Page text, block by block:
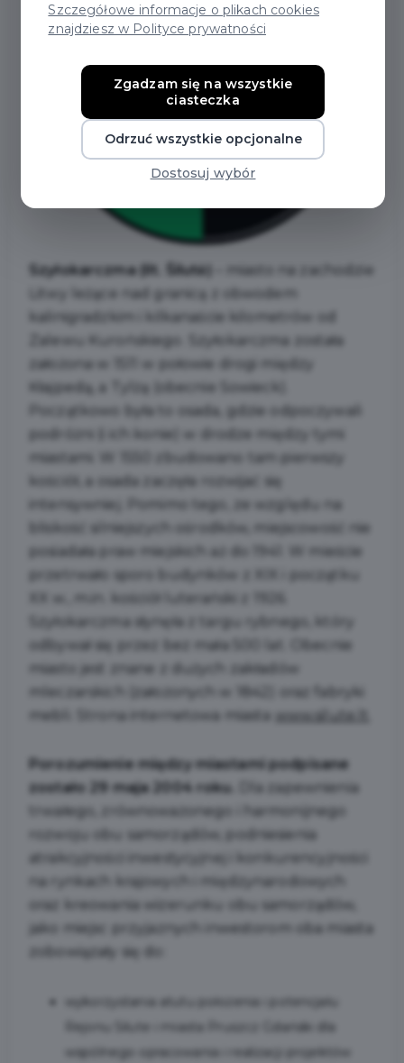
Szyłokarczma (lit. Šilutė)
– miasto na zachodzie
Litwy leżące nad granicą z obwodem
kalinigradzkim i kilkanaście kilometrów od
Zalewu Kurońskiego. Szyłokarczma została
założona w 1511 w połowie drogi między
Kłajpedą, a Tylżą (obecnie Sowieck).
Początkowo była to osada, gdzie odpoczywali
podróżni (i ich konie) w drodze między tymi
miastami. W 1550 zbudowano tam pierwszy
kościół, a osada zaczęła rozwijać się
intensywniej. Pomimo tego, ze względu na
bliskość silniejszych ośrodków, miejscowość nie
posiadała praw miejskich aż do 1941. W mieście
przetrwało sporo budynków z XIX i początku
XX w., m.in. kościół luterański z 1926.
Szyłokarczma słynęła z targu rybnego, który
odbywał się przez bez mała 500 lat. Obecnie
miasto jest znane z dużych zakładów
mleczarskich (założonych w 1842) oraz fabryki
mebli. Strona internetowa miasta www.silute.lt
Porozumienie między miastami podpisane
zostało 29 maja 2004 roku.
Dla zapewnienia
trwałego, zrównoważonego i harmonijnego
rozwoju obu samorządów, podniesienia
atrakcyjności inwestycyjnej i konkurencyjności
na rynkach krajowych i międzynarodowych
oraz kreowania wizerunku obu samorządów,
jako miejsc przyjaznych inwestorom oba miasta
zobowiązały się do:
wykorzystania atutu położenia i potencjału
Rejonu Silute i miasta Pruszcz Gdański dla
wspólnego opracowania i realizacji projektów
Szczegółowe informacje o plikach cookies
znajdziesz w Polityce prywatności
Zgadzam się na wszystkie
ciasteczka
Odrzuć wszystkie opcjonalne
Dostosuj wybór